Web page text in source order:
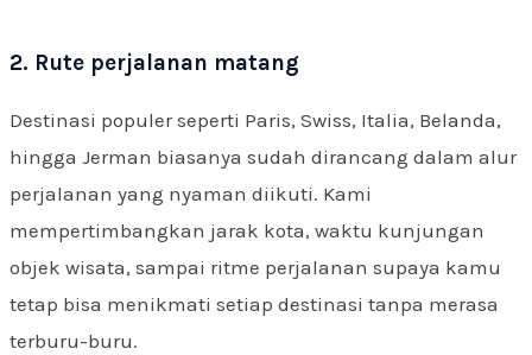
2. Rute perjalanan matang
Destinasi populer seperti Paris, Swiss, Italia, Belanda,
hingga Jerman biasanya sudah dirancang dalam alur
perjalanan yang nyaman diikuti. Kami
mempertimbangkan jarak kota, waktu kunjungan
objek wisata, sampai ritme perjalanan supaya kamu
tetap bisa menikmati setiap destinasi tanpa merasa
terburu-buru.